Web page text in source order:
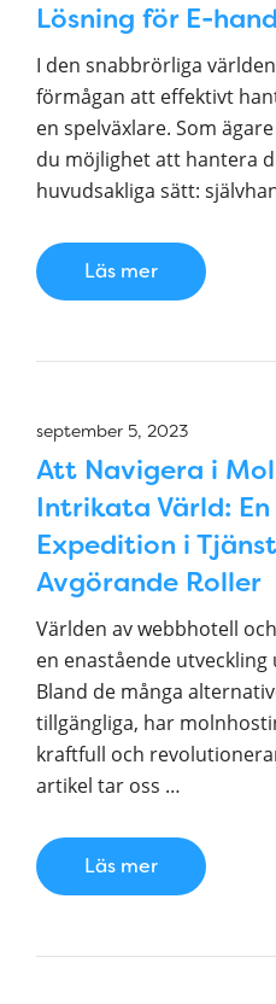
Lösning för E-
I den snabbrörliga
förmågan att effektivt
en spelväxlare. Som
du möjlighet att hantera
huvudsakliga sätt:
Läs mer
september 5, 2023
Att Navigera i
Intrikata Värld:
Expedition i
Avgörande Roller
Världen av webbhotell
en enastående
Bland de många
tillgängliga, har
kraftfull och
artikel tar oss …
Läs mer